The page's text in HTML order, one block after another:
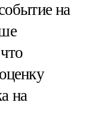
на
на